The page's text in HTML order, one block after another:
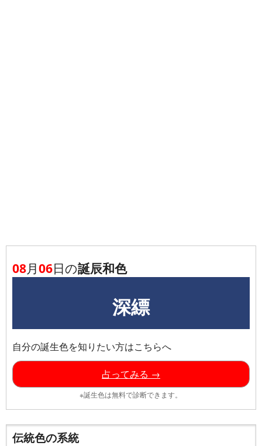
08月06日の誕辰和色
深縹
自分の誕生色を知りたい方はこちらへ
占ってみる →
※誕生色は無料で診断できます。
伝統色の系統